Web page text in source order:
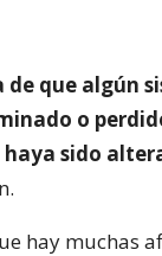
de que algún
o
sido
hay muchas